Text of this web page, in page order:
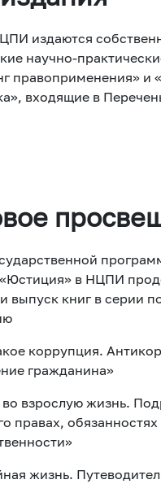
издаются
научно-
правоприменения» и
входящие в
в НЦПИ
выпуск книг в серии
коррупция.
гражданина»
во взрослую жизнь.
правах, обязанностях
жизнь.